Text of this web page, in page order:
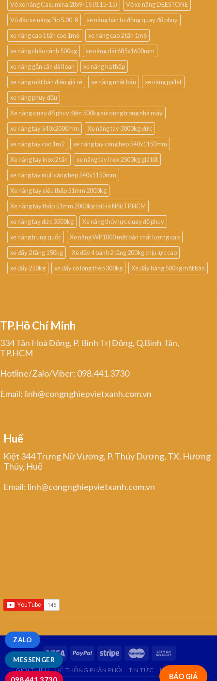
Vỏ xe nâng Casumina 28x9-15 (8.15-15)
Vỏ xe nâng DEESTONE
Vỏ đặc xe nâng Pio 5.00-8
xe nâng bán tự động quay đổ phuy
xe nâng cao 1 tấn cao 1m6
xe nâng cao 2 tấn 1m6
xe nâng chậu cảnh 500kg
xe nâng dài 685x1600mm
xe nâng gắn cân đài loan
xe nâng hạ thấp
xe nâng mặt bàn điện giá rẻ
xe nâng nhật bản
xe nâng pallet
xe nâng phuy dầu
Xe nâng quay đổ phuy điện 500kg sử dụng trong nhà máy
xe nâng tay 540x2000mm
Xe nâng tay 3000kg đức
xe nâng tay cao 1m2
xe nâng tay càng hẹp 540x1150mm
Xe nâng tay inox 2 tấn
xe nâng tay inox 2500kg giá tốt
xe nâng tay niuli càng hẹp 540x1150mm
Xe nâng tay siêu thấp 51mm 2000kg
Xe nâng tay thấp 51mm 2000kg tại Hà Nội/TP.HCM
xe nâng tay đức 3500kg
Xe nâng thủy lực quay đổ phuy
xe nâng trung quốc
Xe nâng WP1000 mặt bàn chất lượng cao
xe đẩy 2 tầng 150kg
Xe đẩy 4 bánh 2 tầng 200kg chịu lực cao
xe đẩy 250kg
xe đẩy có lòng thép 300kg Xe đẩy hàng 500kg mặt bàn
TP.Hồ Chí Minh
334 Tân Hoà Đông, P. Bình Trị Đông, Q.Bình Tân,
TP.HCM
Hotline/Zalo/Viber: 098.441.3730
Email: linh@congnghiepvietxanh.com.vn
Huế
Kiệt 344 Trưng Nữ Vương, P. Thủy Dương, TX. Hương
Thủy, Huế
Email: linh@congnghiepvietxanh.com.vn
BÁO GIÁ
GIỚI THIỆU HỆ THỐNG PHÂN PHỐI TIN TỨC LIÊN HỆ
MESSENGER
ZALO